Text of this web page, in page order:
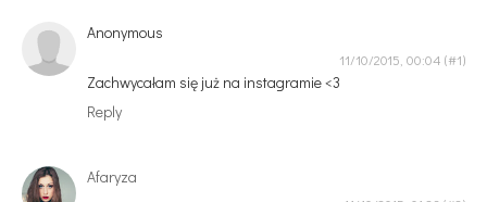
Anonymous
11/10/2015, 00:04
Zachwycałam się już na instagramie <3
Reply
Afaryza